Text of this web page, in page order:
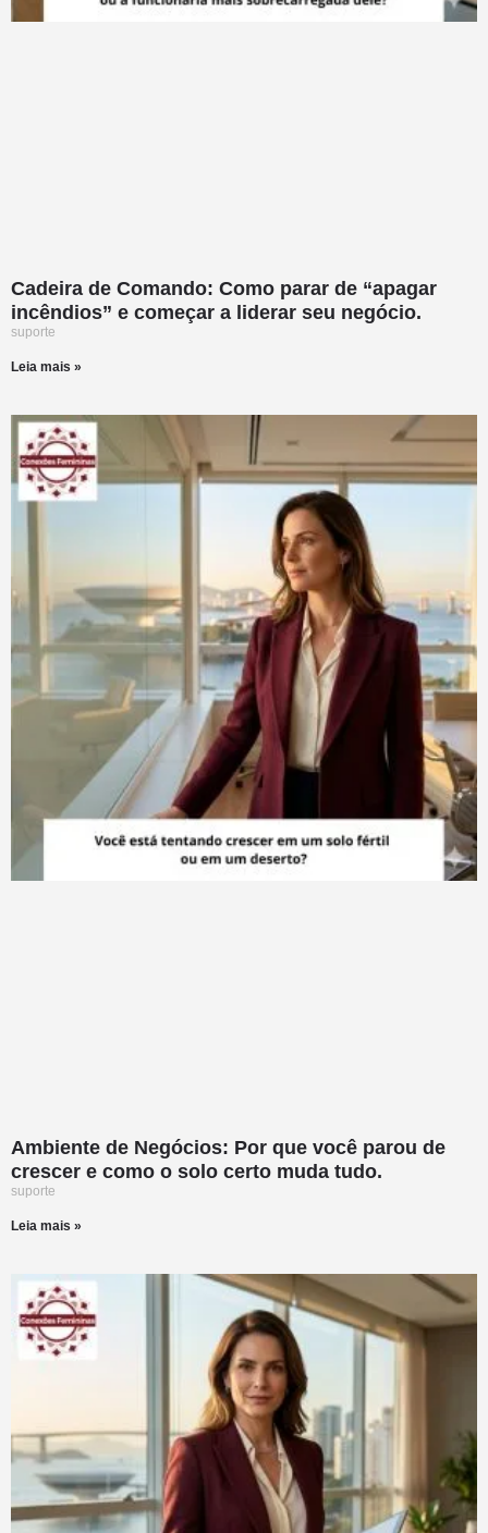
Cadeira de Comando: Como parar de “apagar
incêndios” e começar a liderar seu negócio.
suporte
Leia mais »
Ambiente de Negócios: Por que você parou de
crescer e como o solo certo muda tudo.
suporte
Leia mais »